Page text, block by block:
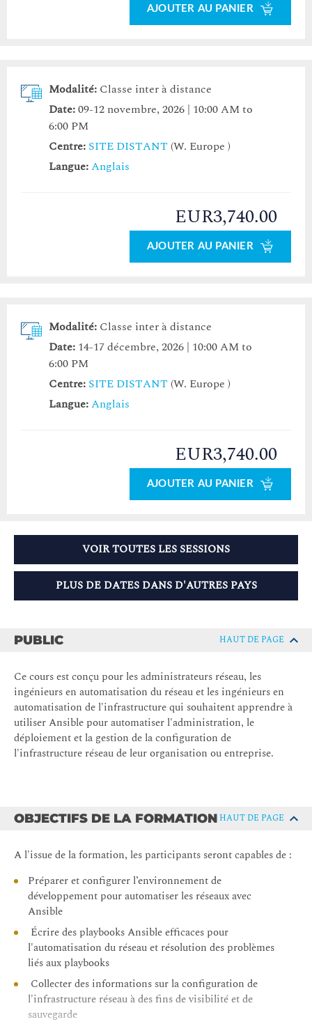
AJOUTER AU PANIER
Modalité: Classe inter à distance
Date:09-12 novembre, 2026 | 10:00 AM to
6:00 PM
Centre: SITE DISTANT (W. Europe )
Langue:Anglais
EUR3,740.00
AJOUTER AU PANIER
Modalité: Classe inter à distance
Date: 14-17 décembre, 2026 | 10:00 AM to
6:00 PM
Centre: SITE DISTANT (W. Europe )
Langue:Anglais
EUR3,740.00
AJOUTER AU PANIER
VOIR TOUTES LES SESSIONS
PLUS DE DATES DANS D'AUTRES PAYS
PUBLIC HAUT DE PAGE
Ce cours est conçu pour les administrateurs réseau, les
ingénieurs en automatisation du réseau et les ingénieurs en
automatisation de l'infrastructure qui souhaitent apprendre à
utiliser Ansible pour automatiser l'administration, le
déploiement et la gestion de la configuration de
l'infrastructure réseau de leur organisation ou entreprise.
OBJECTIFS DE LA FORMATION HAUT DE PAGE
A l'issue de la formation, les participants seront capables de :
Préparer et configurer l’environnement de
développement pour automatiser les réseaux avec
Ansible
Écrire des playbooks Ansible efficaces pour
l'automatisation du réseau et résolution des problèmes
liés aux playbooks
Collecter des informations sur la configuration de
l'infrastructure réseau à des fins de visibilité et de
sauvegarde